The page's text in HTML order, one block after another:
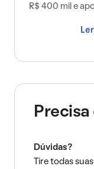
R$ 400 mil e
Precisa
Dúvidas?
Tire todas